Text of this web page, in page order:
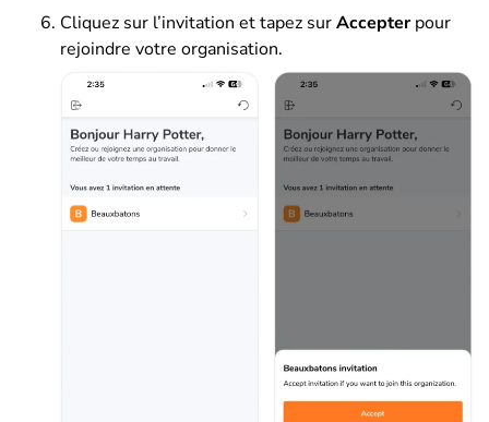
Cliquez sur l’invitation et tapez surAccepterpour
rejoindre votre organisation.